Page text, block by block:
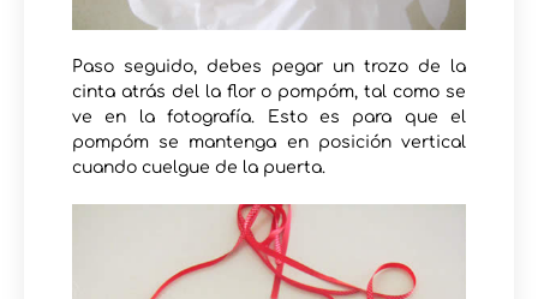
Paso seguido, debes pegar un trozo de la
cinta atrás del la flor o pompóm, tal como se
ve en la fotografía. Esto es para que el
pompóm se mantenga en posición vertical
cuando cuelgue de la puerta.